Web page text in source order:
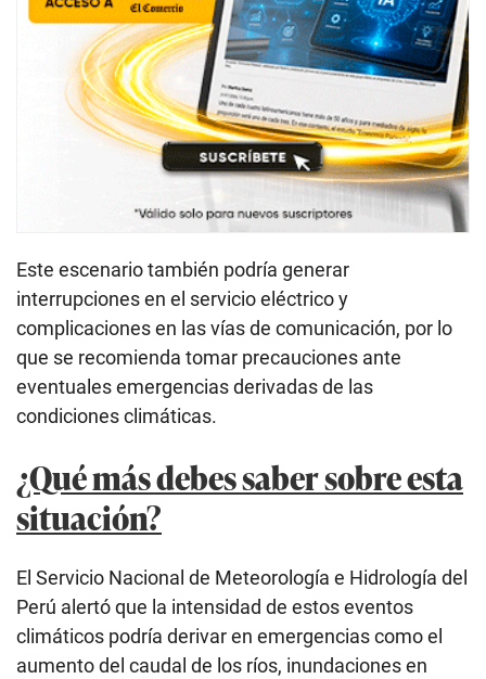
Este escenario también podría generar
interrupciones en el servicio eléctrico y
complicaciones en las vías de comunicación, por lo
que se recomienda tomar precauciones ante
eventuales emergencias derivadas de las
condiciones climáticas.
¿Qué más debes saber sobre esta
situación?
El Servicio Nacional de Meteorología e Hidrología del
Perú alertó que la intensidad de estos eventos
climáticos podría derivar en emergencias como el
aumento del caudal de los ríos, inundaciones en